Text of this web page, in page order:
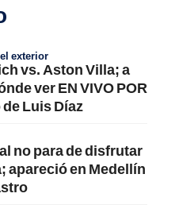
exterior
vs. Aston Villa; a
ver EN VIVO POR
Luis Díaz
no para de disfrutar
apareció en Medellín